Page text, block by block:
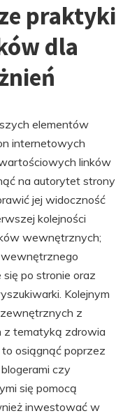
praktyki
dla
elementów
internetowych
linków
na autorytet strony
jej widoczność
kolejności
wewnętrznych;
po stronie oraz
Kolejnym
z
z tematyką zdrowia
osiągnąć poprzez
czy
się pomocą
inwestować w